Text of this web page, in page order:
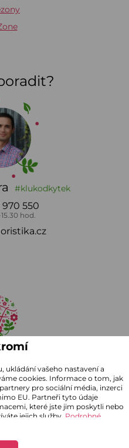
#klukodkytek
550
hod.
, realizace
ukládání vašeho nastavení a
cookies. Informace o tom, jak
pro sociální média, inzerci
EU. Partneři tyto údaje
které jste jim poskytli nebo
jejich služby. Podrobné